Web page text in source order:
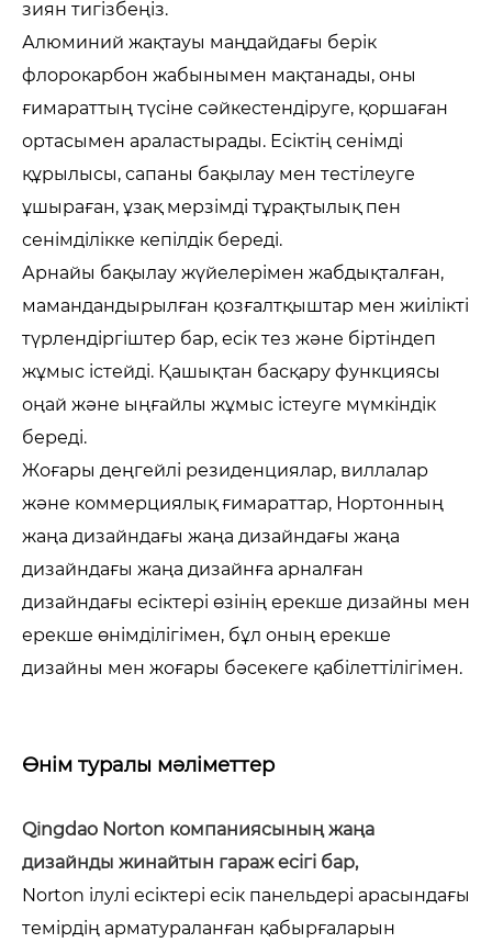
зиян тигізбеңіз.
Алюминий жақтауы маңдайдағы берік
флорокарбон жабынымен мақтанады, оны
ғимараттың түсіне сәйкестендіруге, қоршаған
ортасымен араластырады. Есіктің сенімді
құрылысы, сапаны бақылау мен тестілеуге
ұшыраған, ұзақ мерзімді тұрақтылық пен
сенімділікке кепілдік береді.
Арнайы бақылау жүйелерімен жабдықталған,
мамандандырылған қозғалтқыштар мен жиілікті
түрлендіргіштер бар, есік тез және біртіндеп
жұмыс істейді. Қашықтан басқару функциясы
оңай және ыңғайлы жұмыс істеуге мүмкіндік
береді.
Жоғары деңгейлі резиденциялар, виллалар
және коммерциялық ғимараттар, Нортонның
жаңа дизайндағы жаңа дизайндағы жаңа
дизайндағы жаңа дизайнға арналған
дизайндағы есіктері өзінің ерекше дизайны мен
ерекше өнімділігімен, бұл оның ерекше
дизайны мен жоғары бәсекеге қабілеттілігімен.
Өнім туралы мәліметтер
Qingdao Norton компаниясының жаңа
дизайнды жинайтын гараж есігі бар,
Norton ілулі есіктері есік панельдері арасындағы
темірдің арматураланған қабырғаларын